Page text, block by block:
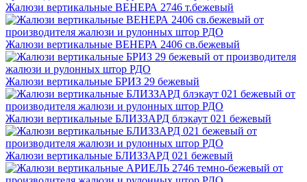
Жалюзи вертикальные ВЕНЕРА 2746 т.бежевый
Жалюзи вертикальные ВЕНЕРА 2406 св.бежевый
Жалюзи вертикальные БРИЗ 29 бежевый
Жалюзи вертикальные БЛИЗЗАРД блэкаут 021 бежевый
Жалюзи вертикальные БЛИЗЗАРД 021 бежевый